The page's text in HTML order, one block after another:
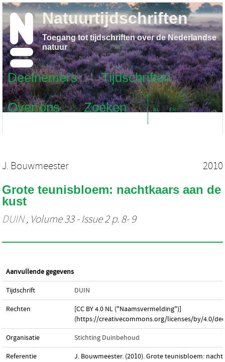
Deelnemers
Tijdschriften
Over ons
Zoeken NL EN
Natuurtijdschriften
Toegang tot tijdschriften over de Nederlandse
natuur
J. Bouwmeester 2010
Grote teunisbloem: nachtkaars aan de
kust
DUIN, Volume 33 - Issue 2 p. 8- 9
Aanvullende gegevens
Tijdschrift DUIN
Rechten
[CC BY 4.0 NL ("Naamsvermelding")]
(https://creativecommons.org/licenses/by/4.0/
Organisatie Stichting Duinbehoud
Referentie
J. Bouwmeester. (2010). Grote teunisbloem: